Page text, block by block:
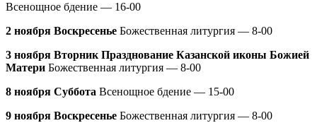
Всенощное бдение — 16-00
2 ноября Воскресенье Божественная литургия — 8-00
3 ноября Вторник Празднование Казанской иконы Божией
Матери Божественная литургия — 8-00
8 ноября Суббота Всенощное бдение — 15-00
9 ноября Воскресенье Божественная литургия — 8-00